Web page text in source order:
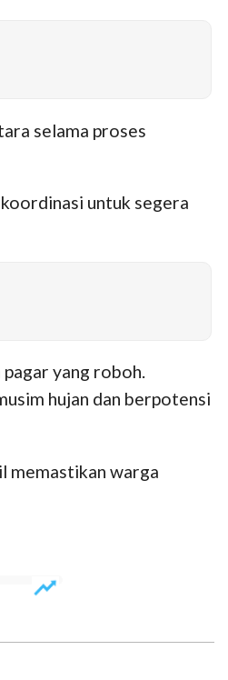
selama proses
untuk segera
yang roboh.
hujan dan berpotensi
memastikan warga